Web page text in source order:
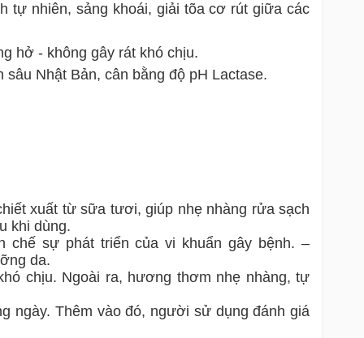
tự nhiên, sảng khoái, giải tõa cơ rút giữa các
hở - không gây rát khó chịu.
Nhật Bản, cân bằng độ pH Lactase.
xuất từ sữa tươi, giúp nhẹ nhàng rửa sạch
khi dùng.
sự phát triển của vi khuẩn gây bệnh. –
da.
chịu. Ngoài ra, hương thơm nhẹ nhàng, tự
ngày. Thêm vào đó, người sử dụng đánh giá